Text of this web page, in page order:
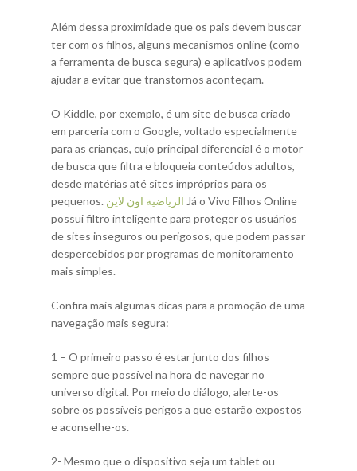
Além dessa proximidade que os pais devem buscar
ter com os filhos, alguns mecanismos online (como
a ferramenta de busca segura) e aplicativos podem
ajudar a evitar que transtornos aconteçam.
O Kiddle, por exemplo, é um site de busca criado
em parceria com o Google, voltado especialmente
para as crianças, cujo principal diferencial é o motor
de busca que filtra e bloqueia conteúdos adultos,
desde matérias até sites impróprios para os
pequenos. الرياضية اون لاين Já o Vivo Filhos Online
possui filtro inteligente para proteger os usuários
de sites inseguros ou perigosos, que podem passar
despercebidos por programas de monitoramento
mais simples.
Confira mais algumas dicas para a promoção de uma
navegação mais segura:
1 – O primeiro passo é estar junto dos filhos
sempre que possível na hora de navegar no
universo digital. Por meio do diálogo, alerte-os
sobre os possíveis perigos a que estarão expostos
e aconselhe-os.
2- Mesmo que o dispositivo seja um tablet ou